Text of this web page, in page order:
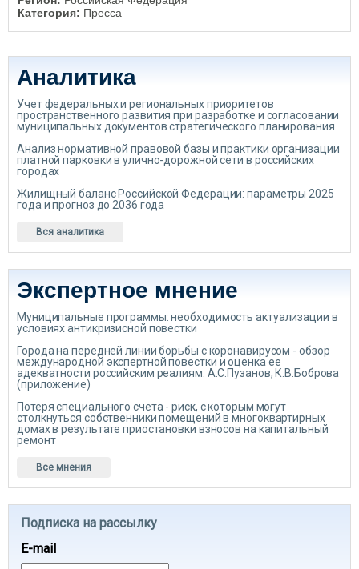
Категория: Пресса
Аналитика
Учет федеральных и региональных приоритетов
пространственного развития при разработке и согласовании
муниципальных документов стратегического планирования
Анализ нормативной правовой базы и практики организации
платной парковки в улично-дорожной сети в российских
городах
Жилищный баланс Российской Федерации: параметры 2025
года и прогноз до 2036 года
Вся аналитика
Экспертное мнение
Муниципальные программы: необходимость актуализации в
условиях антикризисной повестки
Города на передней линии борьбы с коронавирусом - обзор
международной экспертной повестки и оценка ее
адекватности российским реалиям. А.С.Пузанов, К.В.Боброва
(приложение)
Потеря специального счета - риск, с которым могут
столкнуться собственники помещений в многоквартирных
домах в результате приостановки взносов на капитальный
ремонт
Все мнения
Подписка на рассылку
E-mail